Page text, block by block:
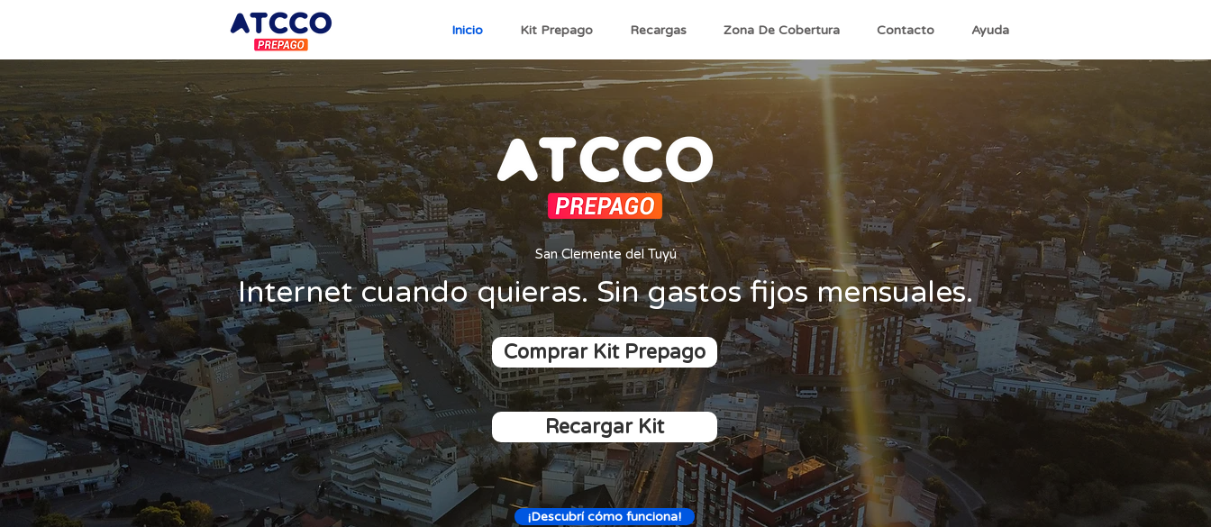
Inicio Kit Prepago Recargas Zona De Cobertura Contacto Ayuda
San Clemente del Tuyú
Internet cuando quieras. Sin gastos fijos mensuales.
Comprar Kit Prepago
Recargar Kit
¡Descubrí cómo funciona!